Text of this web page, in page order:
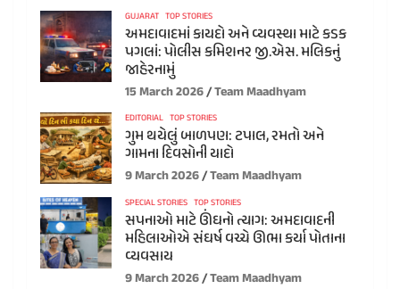
GUJARAT TOP STORIES
અમદાવાદમાં કાયદો અને વ્યવસ્થા માટે કડક
પગલાં: પોલીસ કમિશનર જી.એસ. મલિકનું
જાહેરનામું
15 March 2026 Team Maadhyam
EDITORIAL TOP STORIES
ગુમ થયેલું બાળપણ: ટપાલ, રમતો અને
ગામના દિવસોની યાદો
9 March 2026 Team Maadhyam
SPECIAL STORIES TOP STORIES
સપનાઓ માટે ઊંઘનો ત્યાગ: અમદાવાદની
મહિલાઓએ સંઘર્ષ વચ્ચે ઊભા કર્યા પોતાના
વ્યવસાય
9 March 2026 Team Maadhyam